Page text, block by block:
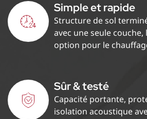
Simple et rapide
Structure de sol
avec une seule couche,
option pour le
Sûr & testé
Capacité portante,
isolation acoustique